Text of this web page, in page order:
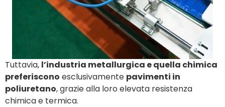
Tuttavia, l’industria metallurgica e quella chimica
preferiscono esclusivamente pavimenti in
poliuretano, grazie alla loro elevata resistenza
chimica e termica.